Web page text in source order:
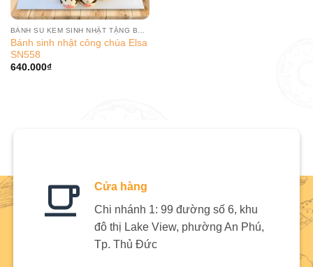
Bánh sinh nhật công chúa Elsa
SN558
640.000₫
Cửa hàng
Chi nhánh 1: 99 đường số 6, khu
đô thị Lake View, phường An Phú,
Tp. Thủ Đức